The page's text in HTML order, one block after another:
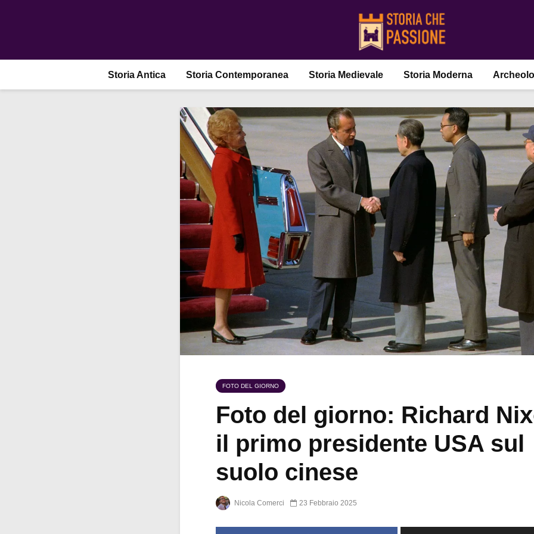
Storia Antica Storia Contemporanea Storia Medievale Storia Moderna
FOTO DEL GIORNO
Foto del giorno: Richard
il primo presidente USA sul
suolo cinese
Nicola Comerci 23 Febbraio 2025